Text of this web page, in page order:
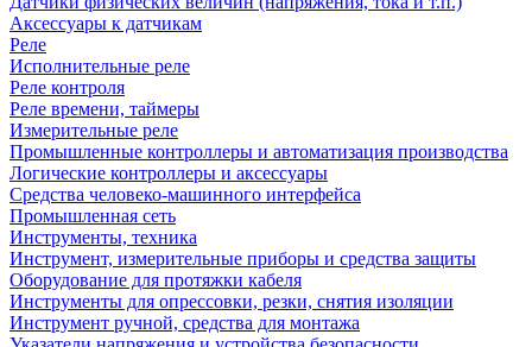
Аксессуары к датчикам
Реле
Исполнительные реле
Реле контроля
Реле времени, таймеры
Измерительные реле
Промышленные контроллеры и автоматизация производства
Логические контроллеры и аксессуары
Средства человеко-машинного интерфейса
Промышленная сеть
Инструменты, техника
Инструмент, измерительные приборы и средства защиты
Оборудование для протяжки кабеля
Инструменты для опрессовки, резки, снятия изоляции
Инструмент ручной, средства для монтажа